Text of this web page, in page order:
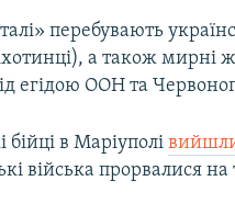
перебувають
а також мирні
егідою ООН та
бійці в Маріуполі
війська прорвалися на